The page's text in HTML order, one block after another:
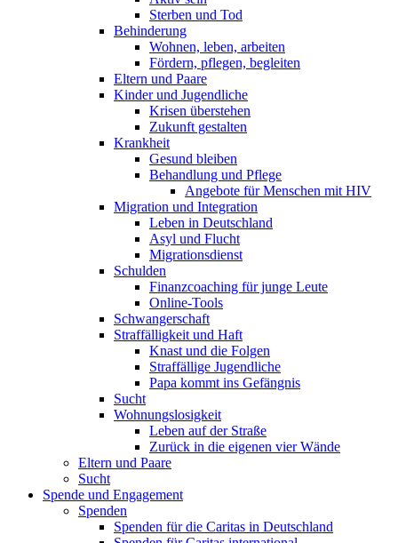
Sterben und Tod
Behinderung
Wohnen, leben, arbeiten
Fördern, pflegen, begleiten
Eltern und Paare
Kinder und Jugendliche
Krisen überstehen
Zukunft gestalten
Krankheit
Gesund bleiben
Behandlung und Pflege
Angebote für Menschen mit HIV
Migration und Integration
Leben in Deutschland
Asyl und Flucht
Migrationsdienst
Schulden
Finanzcoaching für junge Leute
Online-Tools
Schwangerschaft
Straffälligkeit und Haft
Knast und die Folgen
Straffällige Jugendliche
Papa kommt ins Gefängnis
Sucht
Wohnungslosigkeit
Leben auf der Straße
Zurück in die eigenen vier Wände
Eltern und Paare
Sucht
Spende und Engagement
Spenden
Spenden für die Caritas in Deutschland